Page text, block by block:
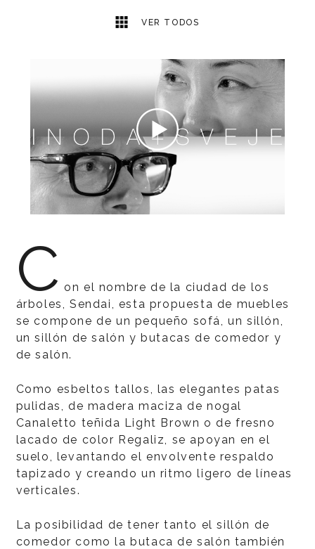
VER TODOS
C on el nombre de la ciudad de los
árboles, Sendai, esta propuesta de muebles
se compone de un pequeño sofá, un sillón,
un sillón de salón y butacas de comedor y
de salón.
Como esbeltos tallos, las elegantes patas
pulidas, de madera maciza de nogal
Canaletto teñida Light Brown o de fresno
lacado de color Regaliz, se apoyan en el
suelo, levantando el envolvente respaldo
tapizado y creando un ritmo ligero de líneas
verticales.
La posibilidad de tener tanto el sillón de
comedor como la butaca de salón también